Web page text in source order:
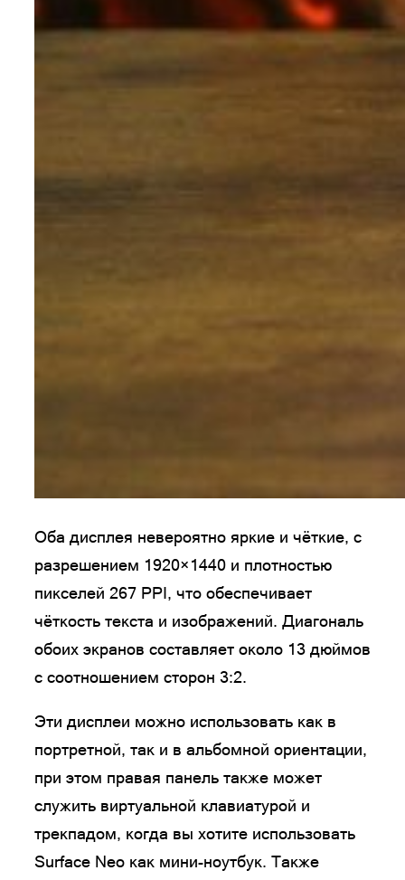
Оба дисплея невероятно яркие и чёткие, с
разрешением 1920×1440 и плотностью
пикселей 267 PPI, что обеспечивает
чёткость текста и изображений. Диагональ
обоих экранов составляет около 13 дюймов
с соотношением сторон 3:2.
Эти дисплеи можно использовать как в
портретной, так и в альбомной ориентации,
при этом правая панель также может
служить виртуальной клавиатурой и
трекпадом, когда вы хотите использовать
Surface Neo как мини-ноутбук. Также